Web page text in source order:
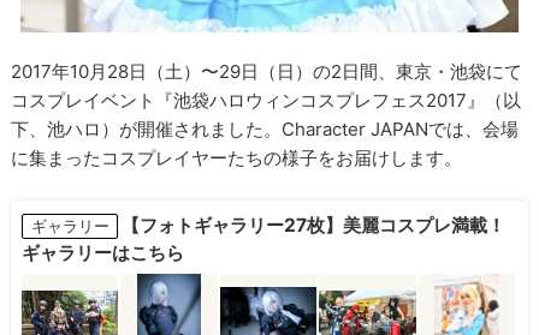
2017年10月28日（土）〜29日（日）の2日間、東京・池袋にて
コスプレイベント『池袋ハロウィンコスプレフェス2017』（以
下、池ハロ）が開催されました。Character JAPANでは、会場
に集まったコスプレイヤーたちの様子をお届けします。
ギャラリー
【フォトギャラリー27枚】美麗コスプレ満載！
ギャラリーはこちら